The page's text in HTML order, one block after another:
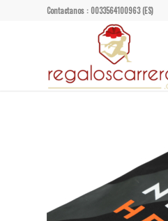
Contactanos : 0033564100963 (ES)